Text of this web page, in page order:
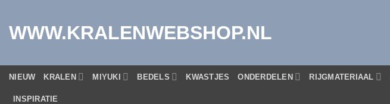
inhoud
WWW.KRALENWEBSHOP.NL
NIEUW KRALEN MIYUKI BEDELS KWASTJES ONDERDELEN RIJGMATERIAAL
INSPIRATIE